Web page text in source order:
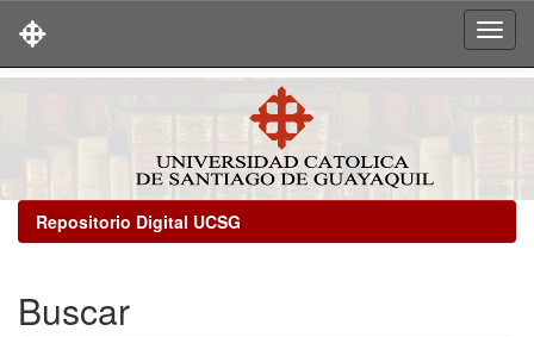
Repositorio Digital UCSG
Buscar